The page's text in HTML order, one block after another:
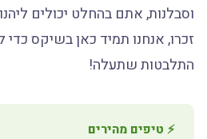
וסבלנות, אתם בהחלט יכולים
זכרו, אנחנו תמיד כאן בשיקס
התלבטות שתעלה!
⚡ טיפים מהירים